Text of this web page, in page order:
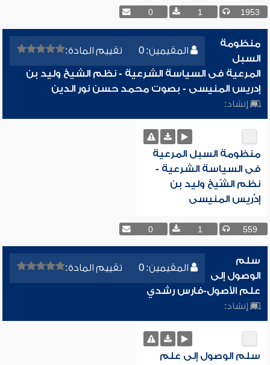
1953
1
0
المقيمين: 0 تقييم المادة:
منظومة
السبل
المرعية فى السياسة الشرعية - نظم الشيخ وليد بن
إدريس المنيسى - بصوت محمد حسن نور الدين
إنشاد:
منظومة السبل المرعية
فى السياسة الشرعية -
نظم الشّيخ وليد بن
إدْريس المنيسى
559
1
0
المقيمين: 0 تقييم المادة:
سلم
الوصول إلى
علم الأصول-فارس رشدي
إنشاد:
سلم الوصول إلى علم